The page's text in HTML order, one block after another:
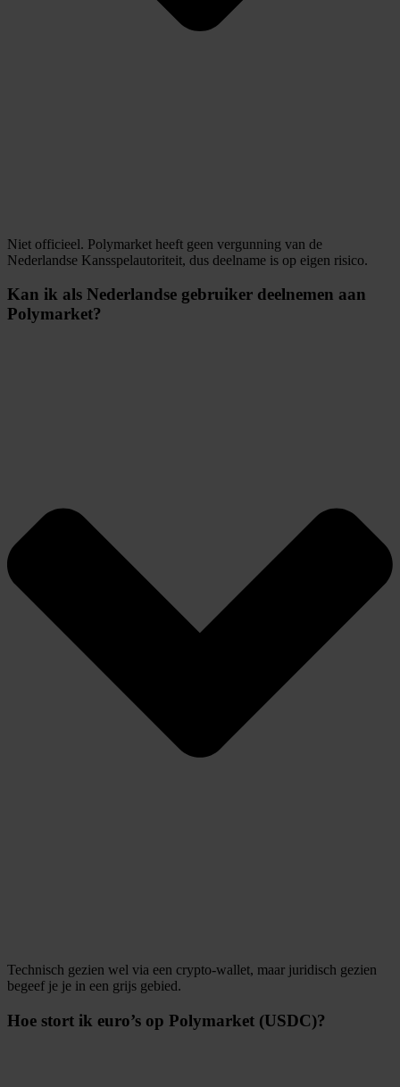
Niet officieel. Polymarket heeft geen vergunning van de
Nederlandse Kansspelautoriteit, dus deelname is op eigen risico.
Kan ik als Nederlandse gebruiker deelnemen aan
Polymarket?
Technisch gezien wel via een crypto-wallet, maar juridisch gezien
begeef je je in een grijs gebied.
Hoe stort ik euro’s op Polymarket (USDC)?